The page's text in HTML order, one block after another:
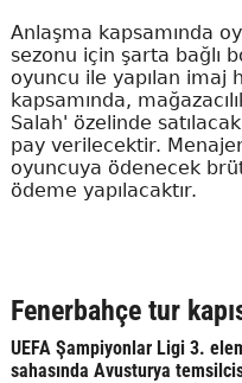
Anlaşma kapsamında
sezonu için şarta bağlı
oyuncu ile yapılan imaj
kapsamında,
Salah' özelinde
pay verilecektir.
oyuncuya ödenecek
ödeme yapılacaktır.
Fenerbahçe tur
UEFA Şampiyonlar Ligi 3.
sahasında Avusturya